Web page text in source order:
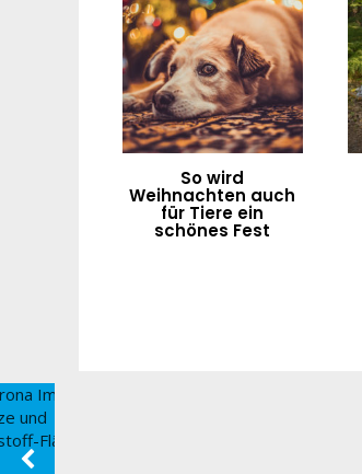
So wird
Weihnachten auch
für Tiere ein
schönes Fest